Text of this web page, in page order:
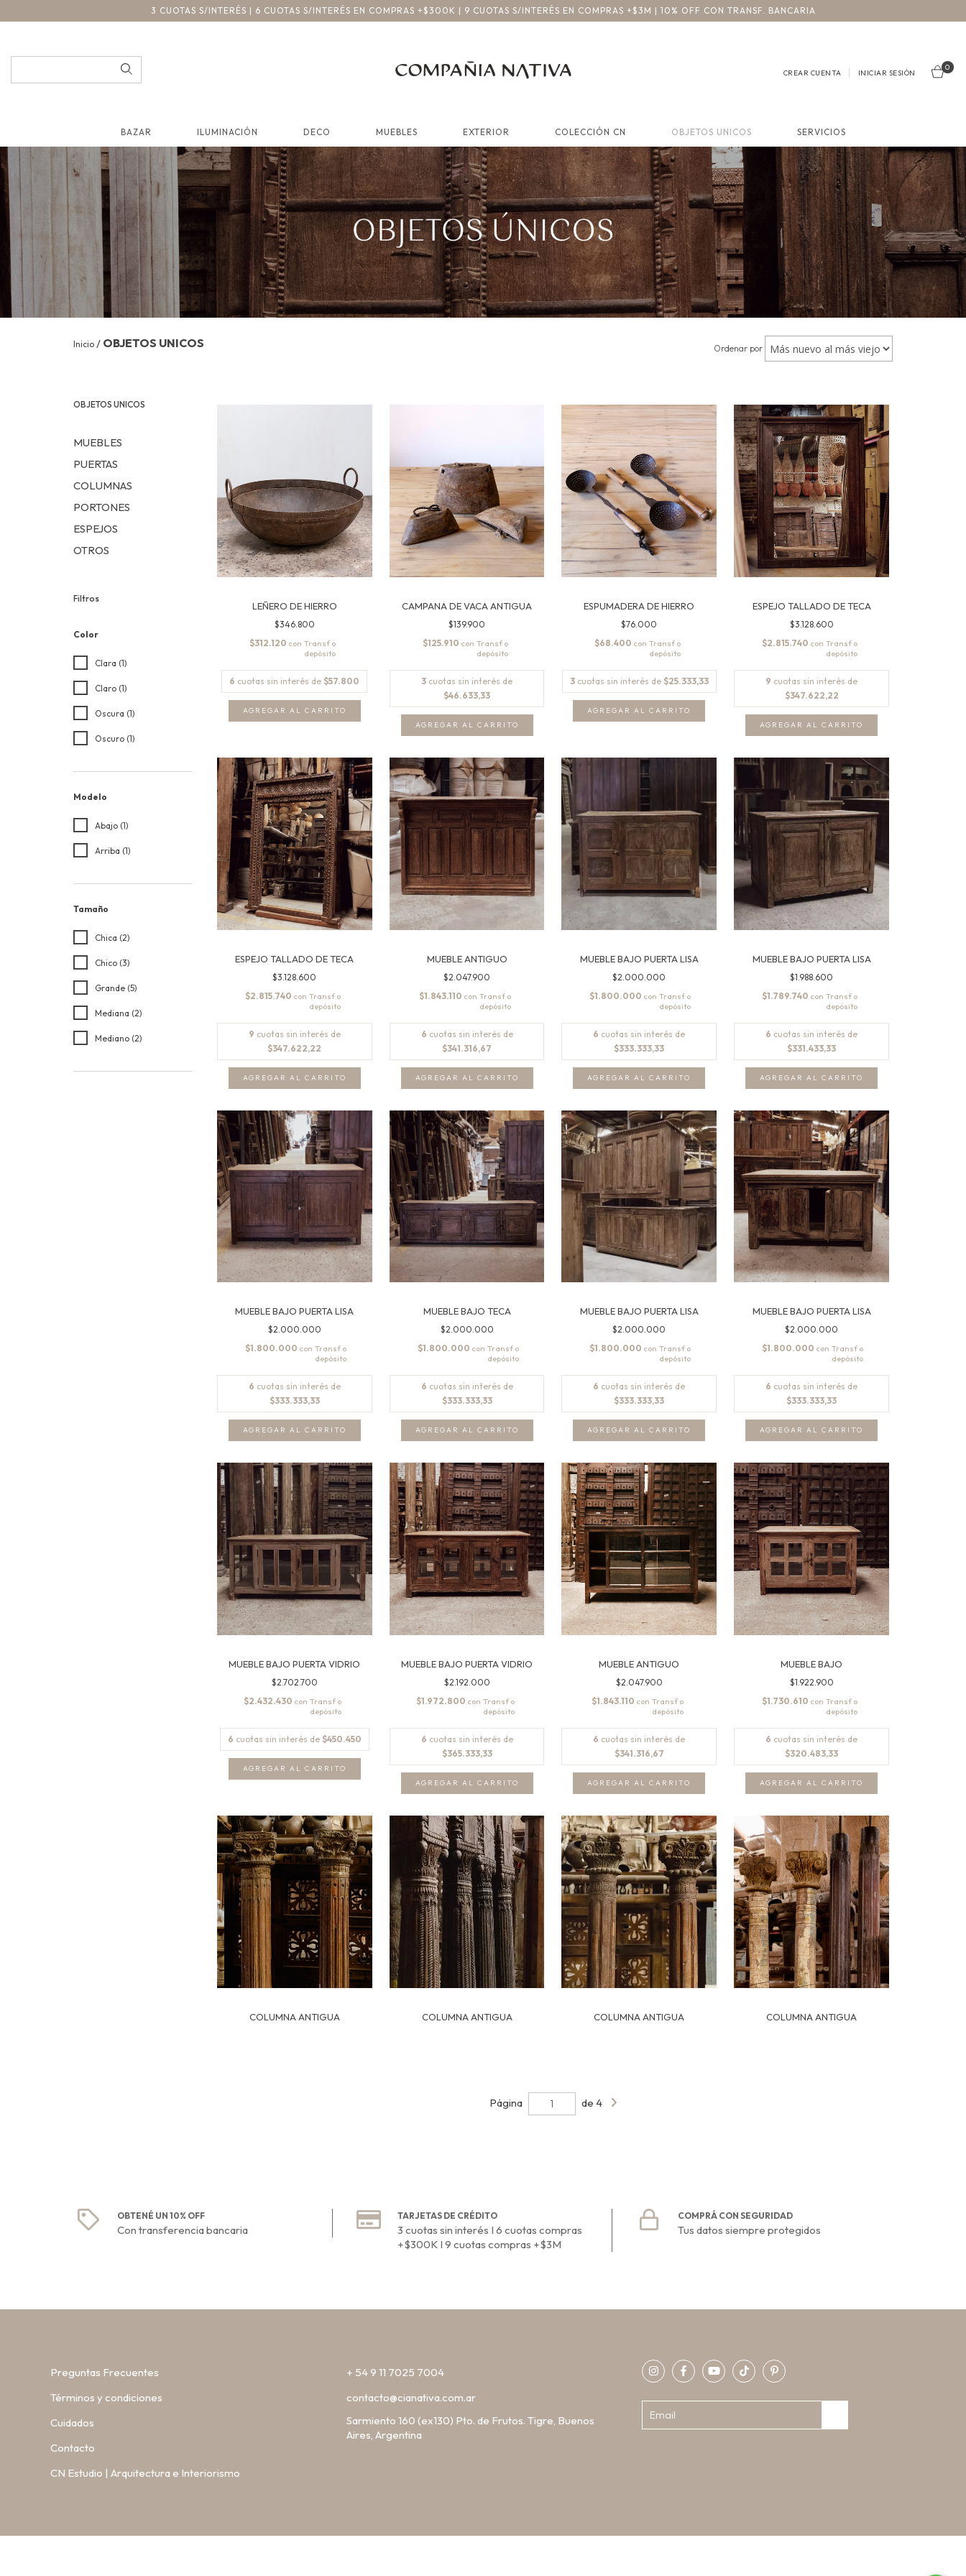
3 CUOTAS S/INTERÉS | 6 CUOTAS S/INTERÉS EN COMPRAS +$300K | 9 CUOTAS S/INTERÉS EN COMPRAS +$3M | 10% OFF CON TRANSF. BANCARIA
CREAR CUENTA INICIAR SESIÓN
0
BAZAR ILUMINACIÓN DECO MUEBLES EXTERIOR COLECCIÓN CN OBJETOS UNICOS SERVICIOS
Inicio / OBJETOS UNICOS Ordenar por
OBJETOS UNICOS
MUEBLES
PUERTAS
COLUMNAS
PORTONES
ESPEJOS
OTROS
Filtros
Color
Clara (1)
Claro (1)
Oscura (1)
Oscuro (1)
Modelo
Abajo (1)
Arriba (1)
Tamaño
Chica (2)
Chico (3)
Grande (5)
Mediana (2)
Mediano (2)
LEÑERO DE HIERRO
$346.800
$312.120 con
6 cuotas sin interés de $57.800
CAMPANA DE VACA ANTIGUA
$139.900
$125.910 con
3 cuotas sin interés de
$46.633,33
ESPUMADERA DE HIERRO
$76.000
$68.400 con
3 cuotas sin interés de $25.333,33
ESPEJO TALLADO DE TECA
$3.128.600
$2.815.740 con
9 cuotas sin interés de
$347.622,22
ESPEJO TALLADO DE TECA
$3.128.600
$2.815.740 con
9 cuotas sin interés de
$347.622,22
MUEBLE ANTIGUO
$2.047.900
$1.843.110 con
6 cuotas sin interés de
$341.316,67
MUEBLE BAJO PUERTA LISA
$2.000.000
$1.800.000 con
6 cuotas sin interés de
$333.333,33
MUEBLE BAJO PUERTA LISA
$1.988.600
$1.789.740 con
6 cuotas sin interés de
$331.433,33
MUEBLE BAJO PUERTA LISA
$2.000.000
$1.800.000 con
6 cuotas sin interés de
$333.333,33
MUEBLE BAJO TECA
$2.000.000
$1.800.000 con
6 cuotas sin interés de
$333.333,33
MUEBLE BAJO PUERTA LISA
$2.000.000
$1.800.000 con
6 cuotas sin interés de
$333.333,33
AGREGAR AL CARRITO
MUEBLE BAJO PUERTA LISA
$2.000.000
$1.800.000 con
6 cuotas sin interés de
$333.333,33
MUEBLE BAJO PUERTA VIDRIO
$2.702.700
$2.432.430 con
6 cuotas sin interés de $450.450
MUEBLE BAJO PUERTA VIDRIO
$2.192.000
$1.972.800 con
6 cuotas sin interés de
$365.333,33
MUEBLE ANTIGUO
$2.047.900
$1.843.110 con
6 cuotas sin interés de
$341.316,67
MUEBLE BAJO
$1.922.900
$1.730.610 con
6 cuotas sin interés de
$320.483,33
COLUMNA ANTIGUA COLUMNA ANTIGUA COLUMNA ANTIGUA COLUMNA ANTIGUA
Página de 4
OBTENÉ UN 10% OFF
Con transferencia bancaria
TARJETAS DE CRÉDITO
3 cuotas sin interés I 6 cuotas compras
+$300K I 9 cuotas compras +$3M
COMPRÁ CON SEGURIDAD
Tus datos siempre protegidos
Preguntas Frecuentes
Términos y condiciones
Cuidados
Contacto
CN Estudio | Arquitectura e Interiorismo
+ 54 9 11 7025 7004
contacto@cianativa.com.ar
Sarmiento 160 (ex130) Pto. de Frutos. Tigre, Buenos
Aires, Argentina